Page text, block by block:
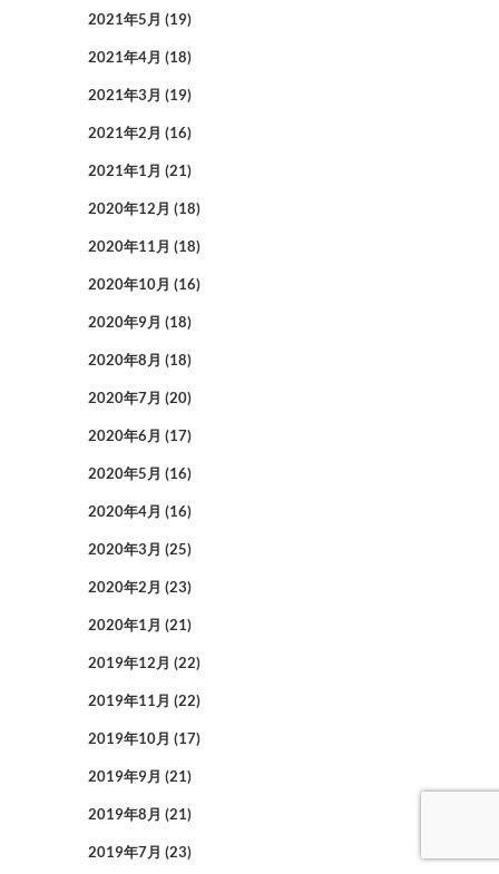
2021年5月 (19)
2021年4月 (18)
2021年3月 (19)
2021年2月 (16)
2021年1月 (21)
2020年12月 (18)
2020年11月 (18)
2020年10月 (16)
2020年9月 (18)
2020年8月 (18)
2020年7月 (20)
2020年6月 (17)
2020年5月 (16)
2020年4月 (16)
2020年3月 (25)
2020年2月 (23)
2020年1月 (21)
2019年12月 (22)
2019年11月 (22)
2019年10月 (17)
2019年9月 (21)
2019年8月 (21)
2019年7月 (23)